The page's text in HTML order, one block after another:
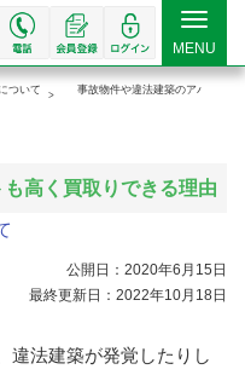
Toggle
MENU
ついて 事故物件や違法建築のアパートも
高く買取りできる理由
公開日：2020年6月15日
最終更新日：2022年10月18日
違法建築が発覚したりし